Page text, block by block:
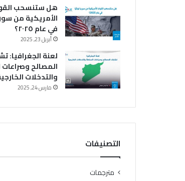
هل ستنسحب
الأمريكية من
في عام ٢٠٢٥؟
أبريل 23, 2025
لعنة الجغرافيا:
المصالح
والتدخلات
مارس 24, 2025
التصنيفات
مترجمات